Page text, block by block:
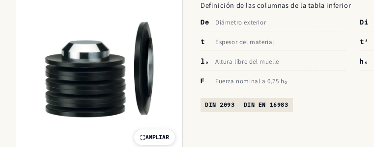
AMPLIAR
Definición de las columnas de la tabla inferior
De Diámetro exterior Di
t Espesor del material t′
lₒ Altura libre del muelle hₒ
F Fuerza nominal a 0,75·hₒ
DIN 2093 DIN EN 16983